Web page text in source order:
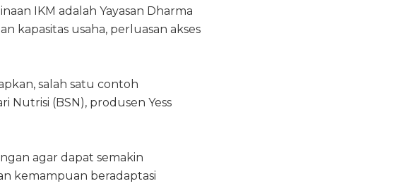
IKM adalah Yayasan Dharma
kapasitas usaha, perluasan akses
salah satu contoh
Nutrisi (BSN), produsen Yess
agar dapat semakin
kemampuan beradaptasi